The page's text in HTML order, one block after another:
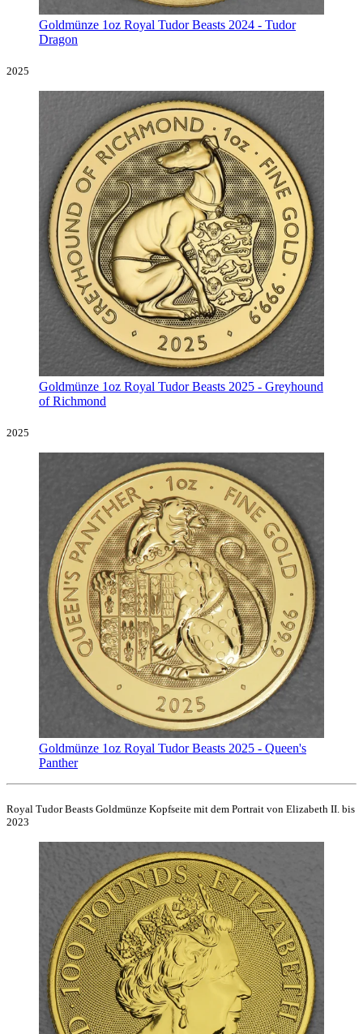
Goldmünze 1oz Royal Tudor Beasts 2024 - Tudor
Dragon
2025
Goldmünze 1oz Royal Tudor Beasts 2025 - Greyhound
of Richmond
2025
Goldmünze 1oz Royal Tudor Beasts 2025 - Queen's
Panther
Royal Tudor Beasts Goldmünze Kopfseite mit dem Portrait von Elizabeth II. bis
2023